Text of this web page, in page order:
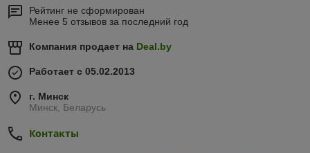
Рейтинг не сформирован
Менее 5 отзывов за последний год
Компания продает на Deal.by
Работает с 05.02.2013
г. Минск
Минск, Беларусь
Контакты